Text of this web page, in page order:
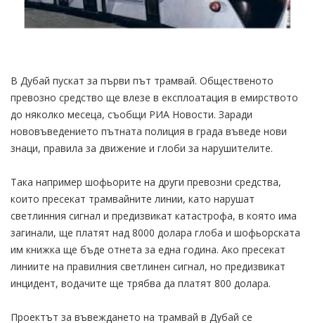
В Дубай пускат за първи път трамвай. Общественото
превозно средство ще влезе в експлоатация в емирството
до няколко месеца, съобщи РИА Новости. Заради
нововъведението пътната полиция в града въведе нови
знаци, правила за движение и глоби за нарушителите.
Така например шофьорите на други превозни средства,
които пресекат трамвайните линии, като нарушат
светлинния сигнал и предизвикат катастрофа, в която има
загинали, ще платят над 8000 долара глоба и шофьорската
им книжка ще бъде отнета за една година. Ако пресекат
линиите на правилния светлинен сигнал, но предизвикат
инцидент, водачите ще трябва да платят 800 долара.
Проектът за въвеждането на трамвай в Дубай се